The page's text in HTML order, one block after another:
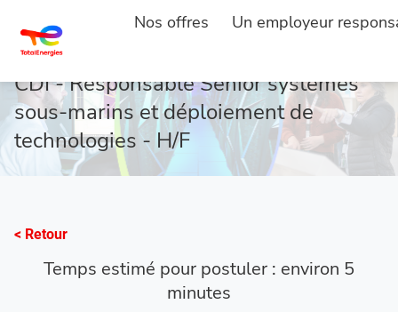
Nos offres Un employeur
ACCUEIL
CDI - Responsable Senior systèmes
sous-marins et déploiement de
technologies - H/F
< Retour
Temps estimé pour postuler : environ 5
minutes